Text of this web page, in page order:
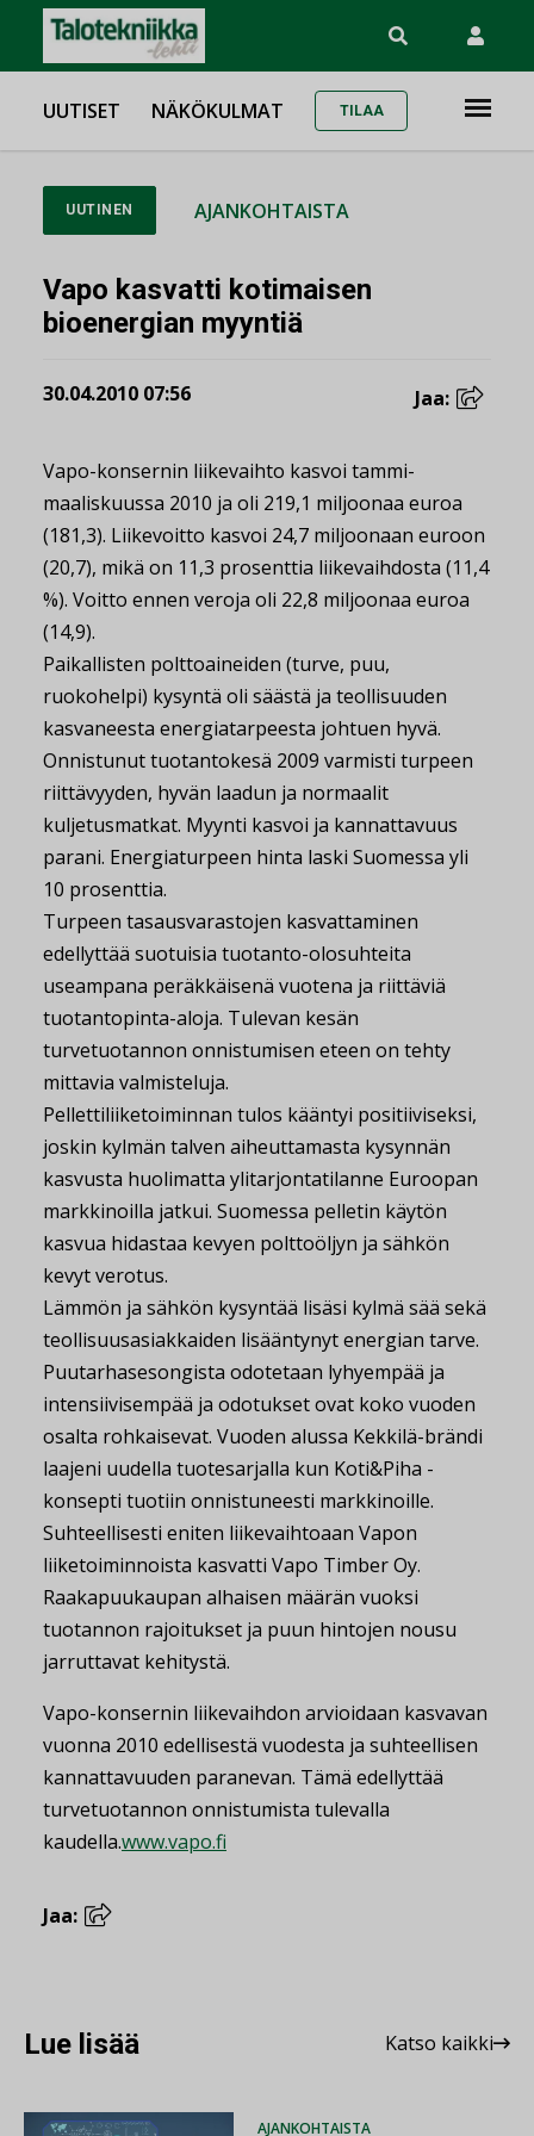
UUTISET NÄKÖKULMAT TILAA
UUTINEN AJANKOHTAISTA
Vapo kasvatti kotimaisen
bioenergian myyntiä
30.04.2010 07:56 Jaa:
Vapo-konsernin liikevaihto kasvoi tammi-
maaliskuussa 2010 ja oli 219,1 miljoonaa euroa
(181,3). Liikevoitto kasvoi 24,7 miljoonaan euroon
(20,7), mikä on 11,3 prosenttia liikevaihdosta (11,4
%). Voitto ennen veroja oli 22,8 miljoonaa euroa
(14,9).
Paikallisten polttoaineiden (turve, puu,
ruokohelpi) kysyntä oli säästä ja teollisuuden
kasvaneesta energiatarpeesta johtuen hyvä.
Onnistunut tuotantokesä 2009 varmisti turpeen
riittävyyden, hyvän laadun ja normaalit
kuljetusmatkat. Myynti kasvoi ja kannattavuus
parani. Energiaturpeen hinta laski Suomessa yli
10 prosenttia.
Turpeen tasausvarastojen kasvattaminen
edellyttää suotuisia tuotanto-olosuhteita
useampana peräkkäisenä vuotena ja riittäviä
tuotantopinta-aloja. Tulevan kesän
turvetuotannon onnistumisen eteen on tehty
mittavia valmisteluja.
Pellettiliiketoiminnan tulos kääntyi positiiviseksi,
joskin kylmän talven aiheuttamasta kysynnän
kasvusta huolimatta ylitarjontatilanne Euroopan
markkinoilla jatkui. Suomessa pelletin käytön
kasvua hidastaa kevyen polttoöljyn ja sähkön
kevyt verotus.
Lämmön ja sähkön kysyntää lisäsi kylmä sää sekä
teollisuusasiakkaiden lisääntynyt energian tarve.
Puutarhasesongista odotetaan lyhyempää ja
intensiivisempää ja odotukset ovat koko vuoden
osalta rohkaisevat. Vuoden alussa Kekkilä-brändi
laajeni uudella tuotesarjalla kun Koti&Piha -
konsepti tuotiin onnistuneesti markkinoille.
Suhteellisesti eniten liikevaihtoaan Vapon
liiketoiminnoista kasvatti Vapo Timber Oy.
Raakapuukaupan alhaisen määrän vuoksi
tuotannon rajoitukset ja puun hintojen nousu
jarruttavat kehitystä.
Vapo-konsernin liikevaihdon arvioidaan kasvavan
vuonna 2010 edellisestä vuodesta ja suhteellisen
kannattavuuden paranevan. Tämä edellyttää
turvetuotannon onnistumista tulevalla
kaudella.www.vapo.fi
Jaa:
Lue lisää Katso kaikki
AJANKOHTAISTA